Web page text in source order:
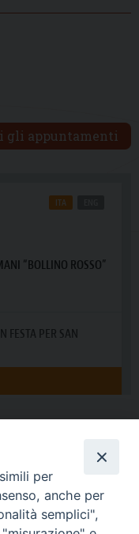
gli appuntamenti
DI ALBANO
06.9323844
per
anche per
semplici",